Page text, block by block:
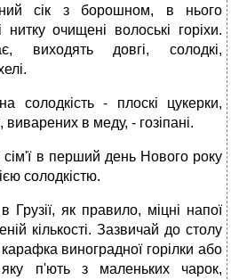
сік з борошном, в нього
очищені волоські горіхи.
виходять довгі, солодкі,
солодкість - плоскі цукерки,
виварених в меду, - гозіпані.
сім'ї в перший день Нового року
солодкістю.
Грузії, як правило, міцні напої
кількості. Зазвичай до столу
виноградної горілки або
яку п'ють з маленьких чарок,